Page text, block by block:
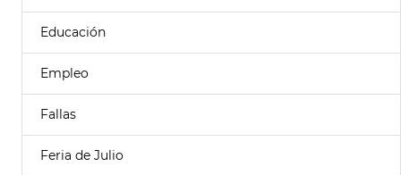
Educación
Empleo
Fallas
Feria de Julio